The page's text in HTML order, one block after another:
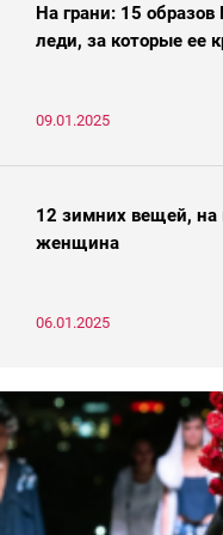
На грани: 15
леди, за которые ее
09.01.2025
12 зимних вещей, на
женщина
06.01.2025